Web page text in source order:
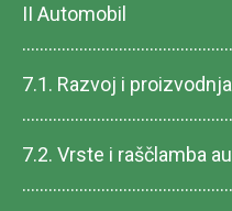
II Automobil
7.1. Razvoj i
7.2. Vrste i raščlamba